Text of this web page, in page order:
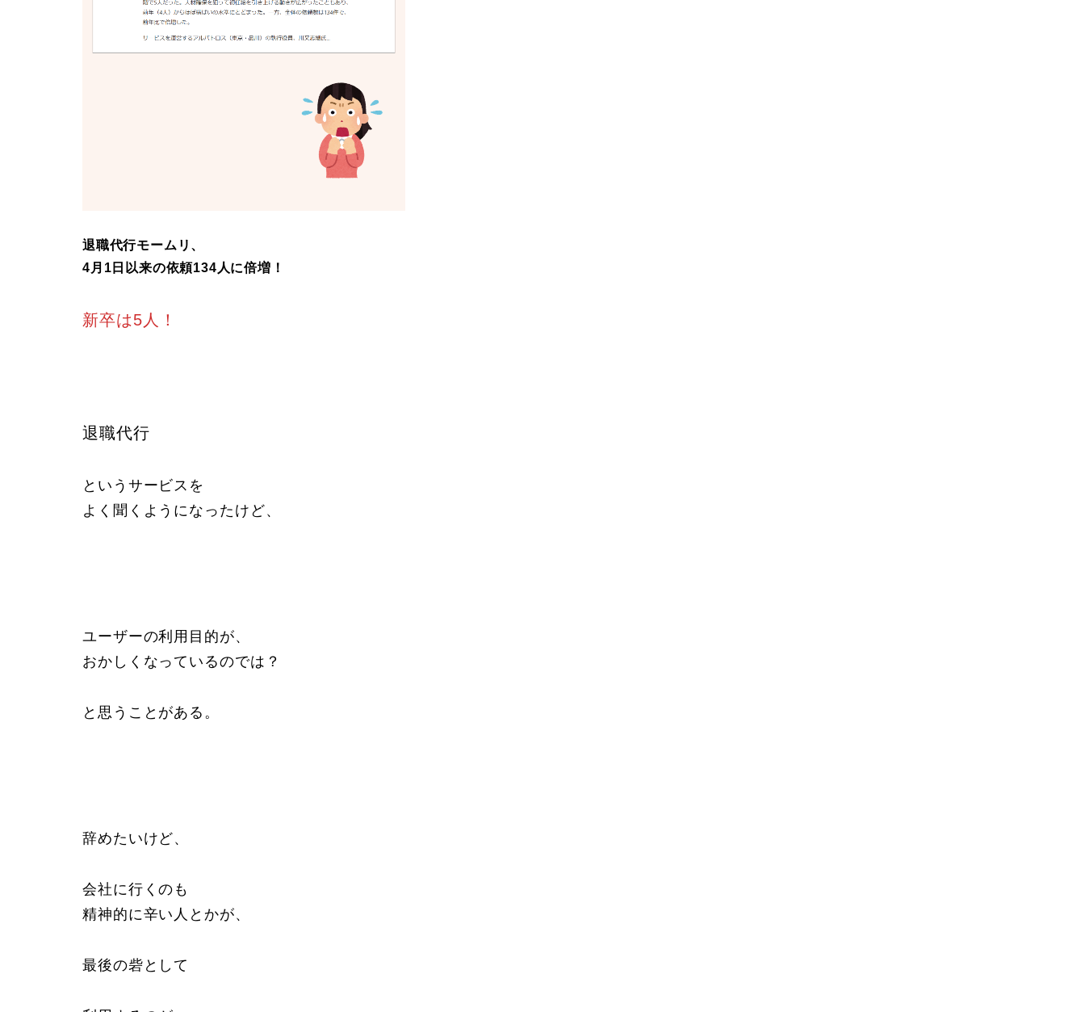
退職代行モームリ、
4月1日以来の依頼134人に倍増！
新卒は5人！
退職代行
というサービスを
よく聞くようになったけど、
ユーザーの利用目的が、
おかしくなっているのでは？
と思うことがある。
辞めたいけど、
会社に行くのも
精神的に辛い人とかが、
最後の砦として